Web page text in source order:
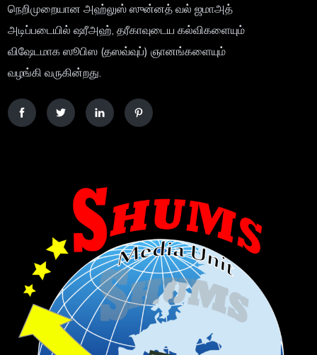
நெறிமுறையான அஹ்லுஸ் ஸுன்னத் வல் ஜமாஅத்
அடிப்படையில் ஷரீஅஹ், தரீகாவுடைய கல்விகளையும்
விஷேடமாக ஸூபிஸ (தஸவ்வுப்) ஞானங்களையும்
வழங்கி வருகின்றது.